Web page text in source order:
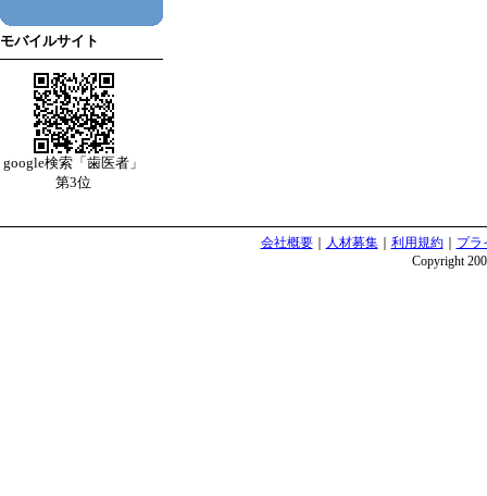
モバイルサイト
google検索「歯医者」
第3位
会社概要｜ 人材募集｜ 利用規約｜ プラ
Copyright